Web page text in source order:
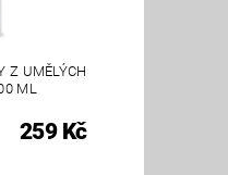
Z UMĚLÝCH
ML
259 Kč